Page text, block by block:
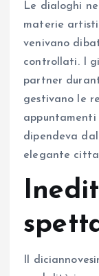
Le dialoghi
materie
venivano
controllati. I
partner
gestivano le
dipendeva
elegante
Il